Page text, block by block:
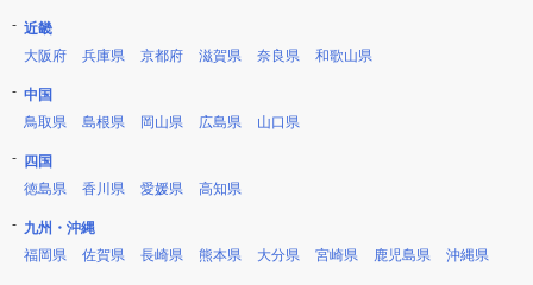
近畿
大阪府
兵庫県 京都府 滋賀県 奈良県 和歌山県
中国
鳥取県
島根県 岡山県 広島県 山口県
四国
徳島県
香川県 愛媛県 高知県
九州・沖縄
福岡県
佐賀県 長崎県 熊本県 大分県 宮崎県 鹿児島県 沖縄県